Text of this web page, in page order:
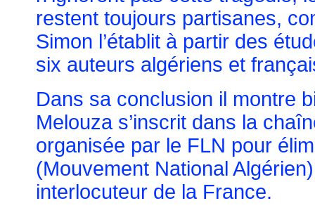
restent toujours partisanes,
Simon l’établit à partir des
six auteurs algériens et
Dans sa conclusion il montre
Melouza s’inscrit dans la
organisée par le FLN pour
(Mouvement National
interlocuteur de la France.